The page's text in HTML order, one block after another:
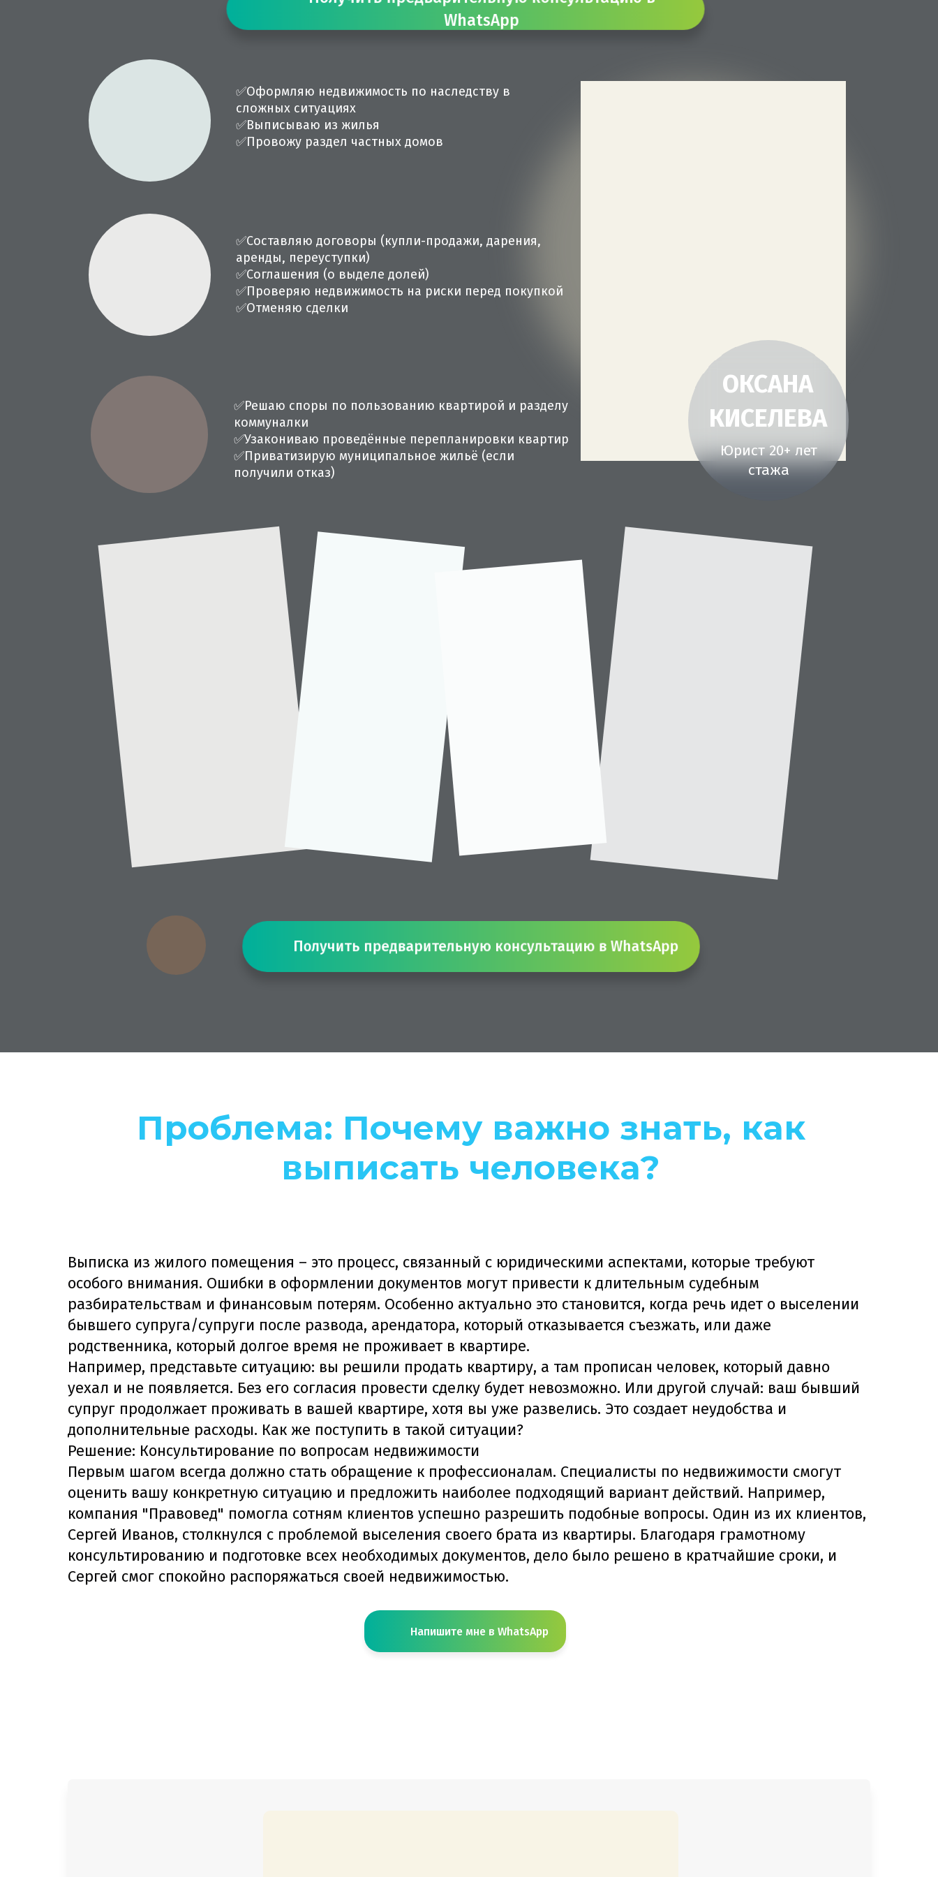
Юрист 20+ лет
стажа
ОКСАНА
КИСЕЛЕВА
WhatsApp
Получить предварительную консультацию в WhatsApp
✅Оформляю недвижимость по наследству в
сложных ситуациях
✅Выписываю из жилья
✅Провожу раздел частных домов
✅Составляю договоры (купли-продажи, дарения,
аренды, переуступки)
✅Соглашения (о выделе долей)
✅Проверяю недвижимость на риски перед покупкой
✅Отменяю сделки
✅Решаю споры по пользованию квартирой и разделу
коммуналки
✅Узакониваю проведённые перепланировки квартир
✅Приватизирую муниципальное жильё (если
получили отказ)
Проблема: Почему важно знать, как
выписать человека?
Выписка из жилого помещения – это процесс, связанный с юридическими аспектами, которые требуют
особого внимания. Ошибки в оформлении документов могут привести к длительным судебным
разбирательствам и финансовым потерям. Особенно актуально это становится, когда речь идет о выселении
бывшего супруга/супруги после развода, арендатора, который отказывается съезжать, или даже
родственника, который долгое время не проживает в квартире.
Например, представьте ситуацию: вы решили продать квартиру, а там прописан человек, который давно
уехал и не появляется. Без его согласия провести сделку будет невозможно. Или другой случай: ваш бывший
супруг продолжает проживать в вашей квартире, хотя вы уже развелись. Это создает неудобства и
дополнительные расходы. Как же поступить в такой ситуации?
Решение: Консультирование по вопросам недвижимости
Первым шагом всегда должно стать обращение к профессионалам. Специалисты по недвижимости смогут
оценить вашу конкретную ситуацию и предложить наиболее подходящий вариант действий. Например,
компания "Правовед" помогла сотням клиентов успешно разрешить подобные вопросы. Один из их клиентов,
Сергей Иванов, столкнулся с проблемой выселения своего брата из квартиры. Благодаря грамотному
консультированию и подготовке всех необходимых документов, дело было решено в кратчайшие сроки, и
Сергей смог спокойно распоряжаться своей недвижимостью.
Напишите мне в WhatsApp